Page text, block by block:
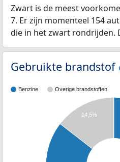
Zwart is de meest
7. Er zijn momenteel 154
die in het zwart rondrijden.
Gebruikte brandstof
Benzine Overige brandstoffen
14,5%